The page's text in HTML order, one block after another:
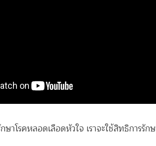
ษาโรคหลอดเลือดหัวใจ เราจะใช้สิทธิการรัก